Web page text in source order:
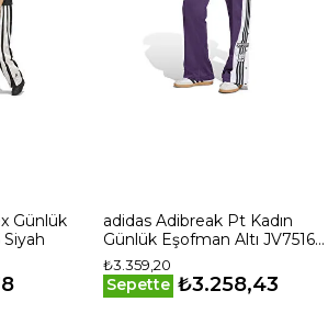
adidas Adibreak Pt Kadın
Günlük Eşofman Altı JV7516
Mor
₺3.359,20
Sepette ₺3.258,43